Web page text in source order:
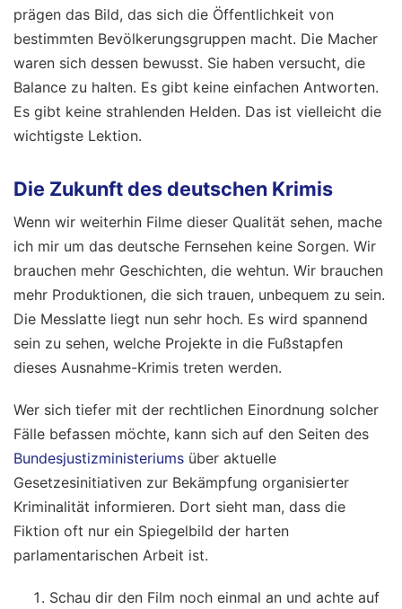
prägen das Bild, das sich die Öffentlichkeit von
bestimmten Bevölkerungsgruppen macht. Die Macher
waren sich dessen bewusst. Sie haben versucht, die
Balance zu halten. Es gibt keine einfachen Antworten.
Es gibt keine strahlenden Helden. Das ist vielleicht die
wichtigste Lektion.
Die Zukunft des deutschen Krimis
Wenn wir weiterhin Filme dieser Qualität sehen, mache
ich mir um das deutsche Fernsehen keine Sorgen. Wir
brauchen mehr Geschichten, die wehtun. Wir brauchen
mehr Produktionen, die sich trauen, unbequem zu sein.
Die Messlatte liegt nun sehr hoch. Es wird spannend
sein zu sehen, welche Projekte in die Fußstapfen
dieses Ausnahme-Krimis treten werden.
Wer sich tiefer mit der rechtlichen Einordnung solcher
Fälle befassen möchte, kann sich auf den Seiten des
Bundesjustizministeriums über aktuelle
Gesetzesinitiativen zur Bekämpfung organisierter
Kriminalität informieren. Dort sieht man, dass die
Fiktion oft nur ein Spiegelbild der harten
parlamentarischen Arbeit ist.
Schau dir den Film noch einmal an und achte auf